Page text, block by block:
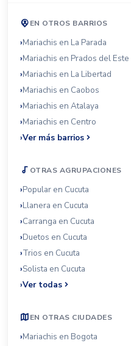
EN OTROS BARRIOS
Mariachis en La Parada
Mariachis en Prados del Este
Mariachis en La Libertad
Mariachis en Caobos
Mariachis en Atalaya
Mariachis en Centro
Ver más barrios
OTRAS AGRUPACIONES
Popular en Cucuta
Llanera en Cucuta
Carranga en Cucuta
Duetos en Cucuta
Trios en Cucuta
Solista en Cucuta
Ver todas
EN OTRAS CIUDADES
Mariachis en Bogota